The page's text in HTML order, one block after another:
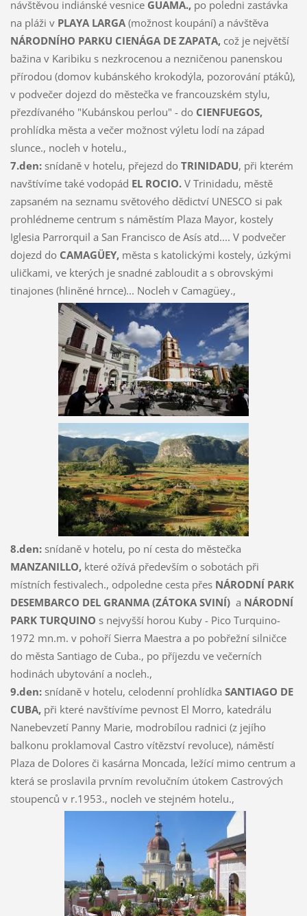
návštěvou indiánské vesnice GUAMA.,po poledni zastávka
na pláži v PLAYA LARGA(možnost koupání) a návštěva
NÁRODNÍHO PARKU CIENÁGA DE ZAPATA,což je největší
bažina v Karibiku s nezkrocenou a nezničenou panenskou
přírodou (domov kubánského krokodýla, pozorování ptáků),
v podvečer dojezd do městečka ve francouzském stylu,
přezdívaného "Kubánskou perlou" - do CIENFUEGOS,
prohlídka města a večer možnost výletu lodí na západ
slunce., nocleh v hotelu.,
7.den:snídaně v hotelu, přejezd do TRINIDADU, při kterém
navštívíme také vodopád EL ROCIO.V Trinidadu, městě
zapsaném na seznamu světového dědictví UNESCO si pak
prohlédneme centrum s náměstím Plaza Mayor, kostely
Iglesia Parrorquil a San Francisco de Asís atd.... V podvečer
dojezd do CAMAGÜEY,města s katolickými kostely, úzkými
uličkami, ve kterých je snadné zabloudit a s obrovskými
tinajones (hliněné hrnce)... Nocleh v Camagüey.,
8.den: snídaně v hotelu, po ní cesta do městečka
MANZANILLO,které ožívá především o sobotách při
místních festivalech., odpoledne cesta přes NÁRODNÍ PARK
DESEMBARCO DEL GRANMA (ZÁTOKA SVINÍ)a NÁRODNÍ
PARK TURQUINO s nejvyšší horou Kuby - Pico Turquino-
1972 mn.m. v pohoří Sierra Maestra a po pobřežní silničce
do města Santiago de Cuba., po příjezdu ve večerních
hodinách ubytování a nocleh.,
9.den: snídaně v hotelu, celodenní prohlídka SANTIAGO DE
CUBA, při které navštívíme pevnost El Morro, katedrálu
Nanebevzetí Panny Marie, modrobílou radnici (z jejího
balkonu proklamoval Castro vítězství revoluce), náměstí
Plaza de Dolores či kasárna Moncada, ležící mimo centrum a
která se proslavila prvním revolučním útokem Castrových
stoupenců v r.1953., nocleh ve stejném hotelu.,